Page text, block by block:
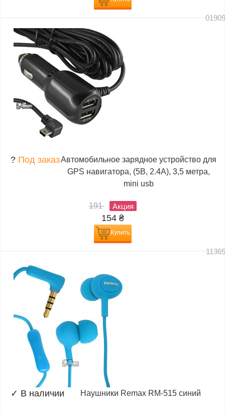
? Под заказАвтомобильное зарядное устройство для
GPS навигатора, (5В, 2.4А), 3,5 метра,
mini usb
191 Акция
154 ₴
Купить
✓ В наличии Наушники Remax RM-515 синий